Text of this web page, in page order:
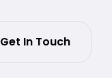
Get In Touch